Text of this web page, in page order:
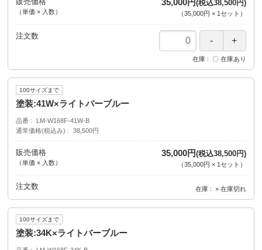
（単価 × 入数）
35,000円(税込38,500円)
（35,000円 × 1セット ）
注文数
在庫 〇 在庫あり
100サイズまで
塗装:41W×ライトバーブルー
品番
LM-W168F-41W-B
通常価格(税込み)
38,500円
販売価格
（単価 × 入数）
35,000円(税込38,500円)
（35,000円 × 1セット ）
注文数 在庫 × 在庫切れ
100サイズまで
塗装:34K×ライトバーブルー